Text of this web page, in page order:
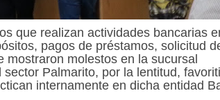
que realizan actividades bancarias
pagos de préstamos, solicitud
mostraron molestos en la sucursal
Palmarito, por la lentitud,
internamente en dicha entidad